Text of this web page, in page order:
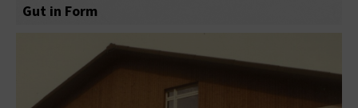
Gut in Form